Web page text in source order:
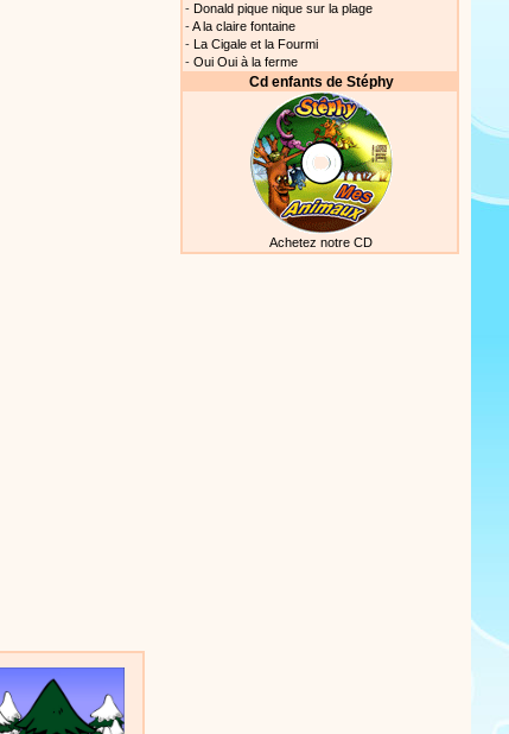
- Donald pique nique sur la plage
-A la claire fontaine
- La Cigale et la Fourmi
- Oui Oui à la ferme
Cd enfants de Stéphy
Achetez notre CD